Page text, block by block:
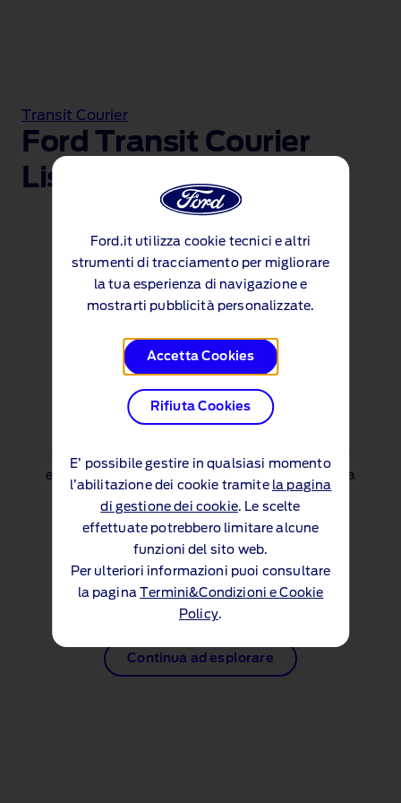
Ford.it utilizza cookie tecnici e altri
strumenti di tracciamento per migliorare
la tua esperienza di navigazione e
mostrarti pubblicità personalizzate.
Accetta Cookies
Rifiuta Cookies
E’ possibile gestire in qualsiasi momento
l’abilitazione dei cookie tramite la pagina
di gestione dei cookie. Le scelte
effettuate potrebbero limitare alcune
funzioni del sito web.
Per ulteriori informazioni puoi consultare
la pagina
Termini&Condizioni e Cookie
Policy.
Transit Courier
Ford Transit Courier
Listino prezzi
Listino prezzi
Listino Transit Courier
(PDF 327KB)
Scarica Brochure
informazioni di cui hai bisogno, in modo veloce
ed ecologico. Per scaricare una e‑brochure clicca
Brochure Transit Courier
(PDF 4.2MB)
Continua ad esplorare